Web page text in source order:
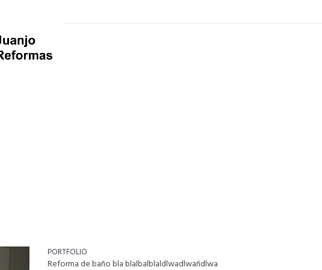
PORTFOLIO
Reforma de baño bla blalbalblaldlwadlwañdlwa